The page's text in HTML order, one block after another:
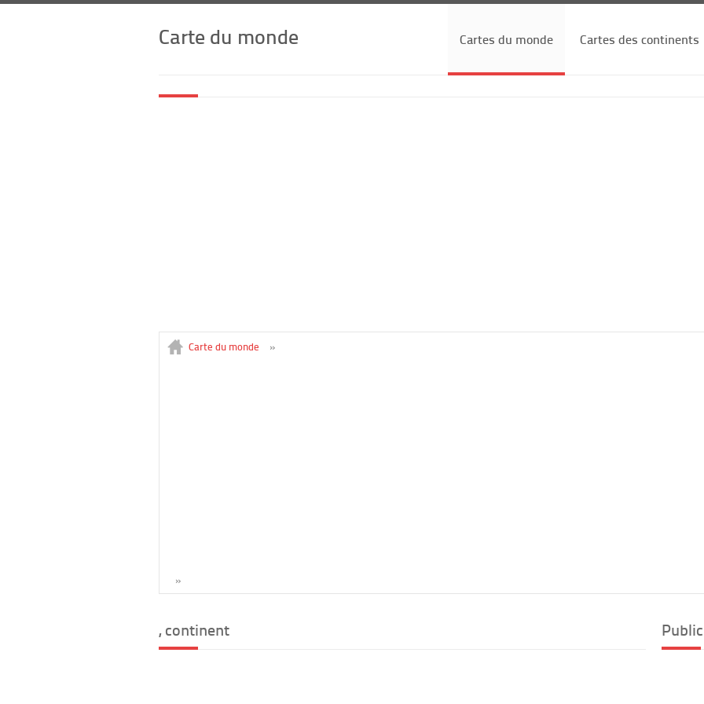
Carte du monde Cartes du monde Cartes des continents
Carte du monde »
»
, continent